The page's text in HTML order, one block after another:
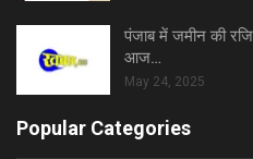
पंजाब में जमीन की
आज…
May 24, 2025
Popular Categories